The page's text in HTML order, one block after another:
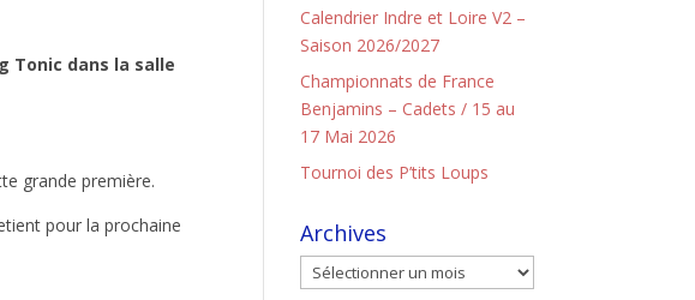
Tonic dans la salle
grande première.
pour la prochaine
Calendrier Indre et Loire V2 –
Saison 2026/2027
Championnats de France
Benjamins – Cadets / 15 au
17 Mai 2026
Tournoi des P’tits Loups
Archives